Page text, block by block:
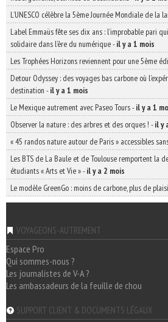
L’UNESCO célèbre la 5ème Journée Mondiale de la
Label Emmaüs fête ses dix ans : l’improbable pari
solidaire dans l’ère du numérique-il y a 1 mois
Les Trophées Horizons reviennent pour une 5ème
Detour Odyssey : des voyages bas carbone où
destination -il y a 1 mois
Le Mexique autrement avec Paseo Tours-il y a 1
Observer la nature : des arbres et des orques ! -il y
« 45 randos nature autour de Paris » accessibles
Les BTS de La Baule et de Toulouse remportent la
étudiants « Arts et Vie »-il y a 2 mois
Le modèle GreenGo : moins de carbone, plus de
VOYAGEONS-AUTREMENT
Espace Pro
Qui sommes-nous ?
Les journalistes de V-A ?
Les ambassadeurs de la feuille de chou
SUPPORT CLIENT & DOCUMENTS LÉGAUX